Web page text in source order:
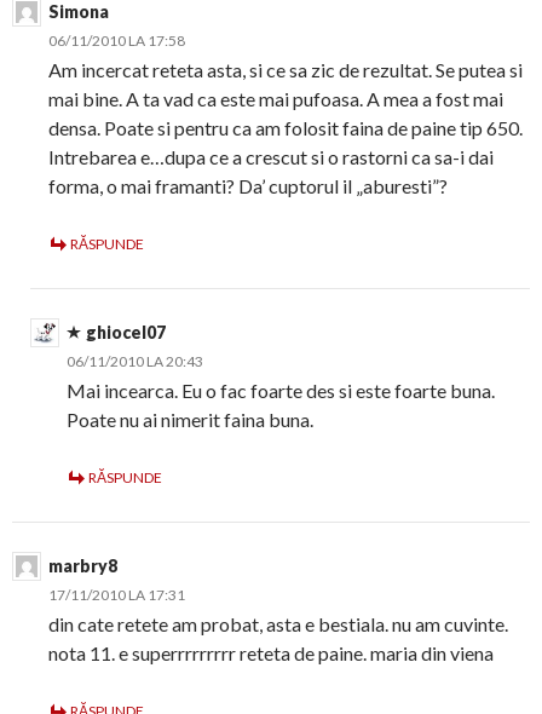
Simona
06/11/2010 LA 17:58
Am incercat reteta asta, si ce sa zic de rezultat. Se putea si
mai bine. A ta vad ca este mai pufoasa. A mea a fost mai
densa. Poate si pentru ca am folosit faina de paine tip 650.
Intrebarea e…dupa ce a crescut si o rastorni ca sa-i dai
forma, o mai framanti? Da’ cuptorul il „aburesti”?
RĂSPUNDE
ghiocel07
06/11/2010 LA 20:43
Mai incearca. Eu o fac foarte des si este foarte buna.
Poate nu ai nimerit faina buna.
RĂSPUNDE
marbry8
17/11/2010 LA 17:31
din cate retete am probat, asta e bestiala. nu am cuvinte.
nota 11. e superrrrrrrrr reteta de paine. maria din viena